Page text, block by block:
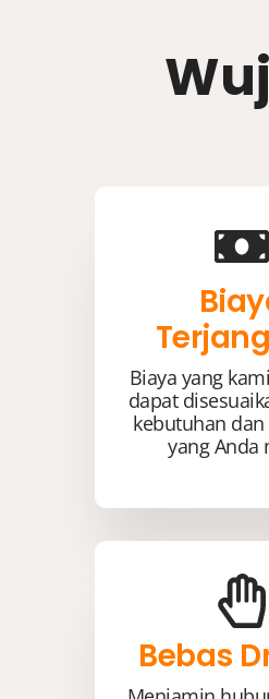
Biaya yang
dapat
kebutuhan
yang Anda
Bebas